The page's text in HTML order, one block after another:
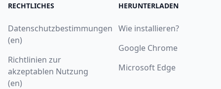
RECHTLICHES
Datenschutzbestimmungen
(en)
Richtlinien zur
akzeptablen Nutzung
(en)
HERUNTERLADEN
Wie installieren?
Google Chrome
Microsoft Edge